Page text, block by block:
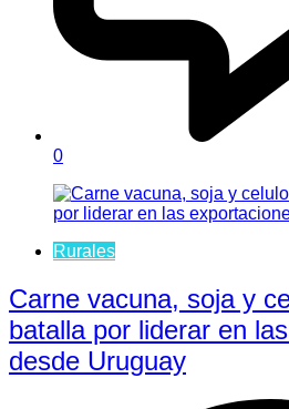
0
Rurales
Carne vacuna, soja y
batalla por liderar en
desde Uruguay